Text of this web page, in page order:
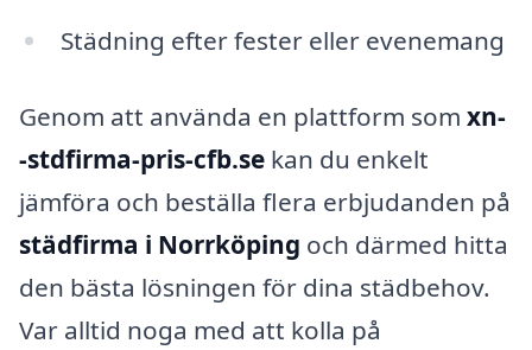
Städning efter fester eller evenemang
Genom att använda en plattform som xn-
-stdfirma-pris-cfb.se kan du enkelt
jämföra och beställa flera erbjudanden på
städfirma i Norrköping och därmed hitta
den bästa lösningen för dina städbehov.
Var alltid noga med att kolla på